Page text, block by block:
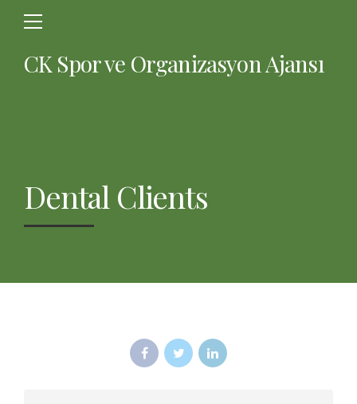
CK Spor ve Organizasyon Ajansı
Dental Clients